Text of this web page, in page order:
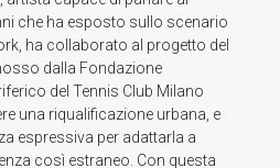
che ha esposto sullo scenario
ha collaborato al progetto del
dalla Fondazione
del Tennis Club Milano
una riqualificazione urbana, e
espressiva per adattarla a
così estraneo. Con questa